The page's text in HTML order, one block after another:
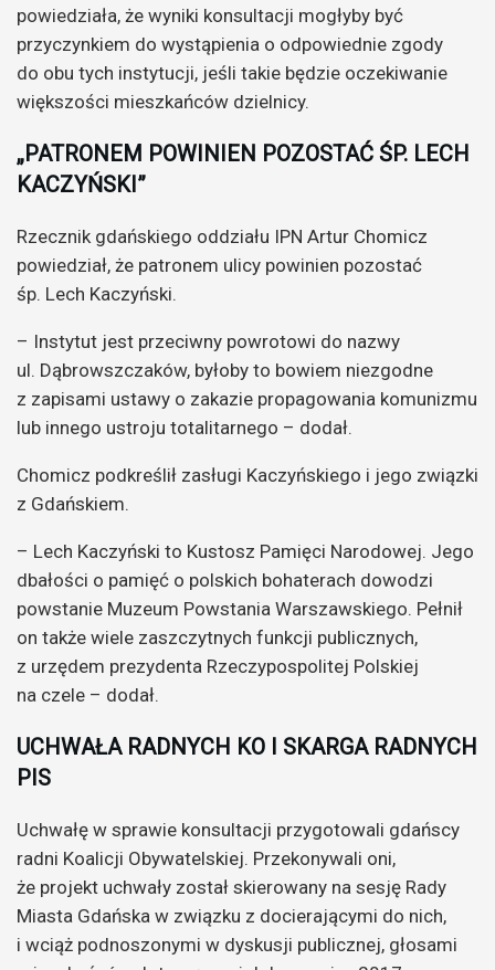
powiedziała, że wyniki konsultacji mogłyby być
przyczynkiem do wystąpienia o odpowiednie zgody
do obu tych instytucji, jeśli takie będzie oczekiwanie
większości mieszkańców dzielnicy.
„PATRONEM POWINIEN POZOSTAĆ ŚP. LECH
KACZYŃSKI”
Rzecznik gdańskiego oddziału IPN Artur Chomicz
powiedział, że patronem ulicy powinien pozostać
śp. Lech Kaczyński.
– Instytut jest przeciwny powrotowi do nazwy
ul. Dąbrowszczaków, byłoby to bowiem niezgodne
z zapisami ustawy o zakazie propagowania komunizmu
lub innego ustroju totalitarnego – dodał.
Chomicz podkreślił zasługi Kaczyńskiego i jego związki
z Gdańskiem.
– Lech Kaczyński to Kustosz Pamięci Narodowej. Jego
dbałości o pamięć o polskich bohaterach dowodzi
powstanie Muzeum Powstania Warszawskiego. Pełnił
on także wiele zaszczytnych funkcji publicznych,
z urzędem prezydenta Rzeczypospolitej Polskiej
na czele – dodał.
UCHWAŁA RADNYCH KO I SKARGA RADNYCH
PIS
Uchwałę w sprawie konsultacji przygotowali gdańscy
radni Koalicji Obywatelskiej. Przekonywali oni,
że projekt uchwały został skierowany na sesję Rady
Miasta Gdańska w związku z docierającymi do nich,
i wciąż podnoszonymi w dyskusji publicznej, głosami